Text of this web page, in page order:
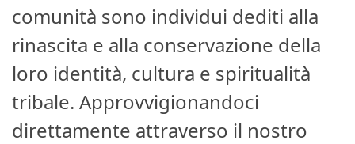
comunità sono individui dediti alla
rinascita e alla conservazione della
loro identità, cultura e spiritualità
tribale. Approvvigionandoci
direttamente attraverso il nostro